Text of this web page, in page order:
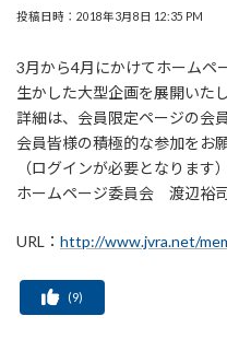
投稿日時：2018年3月8日 12:35 PM
3月から4月にかけてホームペ
生かした大型企画を展開いたし
詳細は、会員限定ページの会
会員皆様の積極的な参加をお
（ログインが必要となります）
ホームページ委員会 渡辺裕
URL： http://www.jvra.net/
(9)